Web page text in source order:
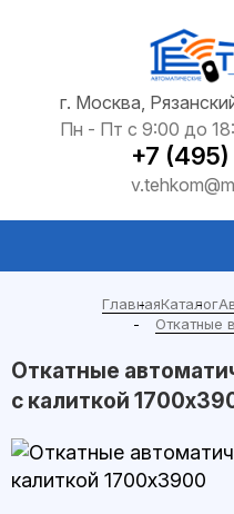
г. Москва,
Пн - Пт с 9:00 до
+7
ГлавнаяКаталог
Откатные
Откатные
с калиткой